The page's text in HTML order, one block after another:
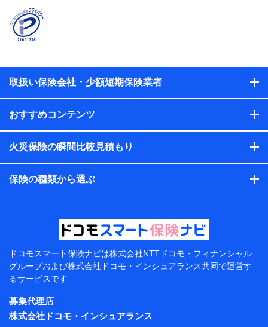
当社又は株式会社NTTドコモが提供する保険関連サービスに
おけるユーザ登録受付および管理のため
当社又は株式会社NTTドコモと取引のあるもしくは委託を受
れらに付帯、関連する当社、株式会社NTTドコモおよび提携
会社のサービスを案内、提供するため
析して、お客さまの趣味・嗜好・傾向に応じたサービス・商
各種セミナーの開催のため
コンサルティングサービスの実施のため
アンケートやキャンペーン等の実施のため
上記に係る案内・手続き・管理等付帯業務を行うため
当該個人データを取り扱う各共同利用者（詳細は次のと
東京都千代田区永田町2丁目11番1号 山王パークタワー
株式会社NTTドコモ 代表取締役社長 前田 義晃
東京都中央区日本橋人形町2-14-10 アーバンネット日
本橋ビル 3F
取扱い保険会社・少額短期保険業者
おすすめコンテンツ
火災保険の瞬間比較見積もり
保険の種類から選ぶ
ドコモスマート保険ナビは株式会社NTTドコモ・フィナンシャル
グループおよび株式会社ドコモ・インシュアランス共同で運営す
るサービスです
募集代理店
株式会社ドコモ・インシュアランス